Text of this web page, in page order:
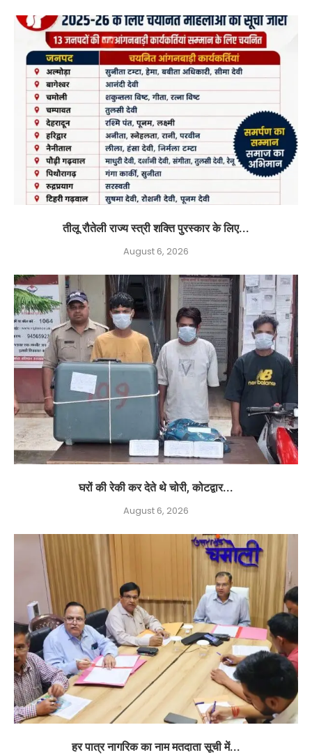
तीलू रौतेली राज्य स्त्री शक्ति पुरस्कार के लिए...
August 6, 2026
घरों की रेकी कर देते थे चोरी, कोटद्वार...
August 6, 2026
हर पात्र नागरिक का नाम मतदाता सूची में...